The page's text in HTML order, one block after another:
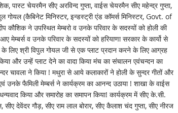
चेयरमैन सीए अरविन्द गुप्ता, वाईस चेयरमैन सीए महेन्द्र गुप्ता,
गोयल (कैबिनेट मिनिस्टर, इन्डस्ट्री एंड कॉमर्स मिनिस्टर, Govt. of
ने उपस्थित मेम्बरो व उनके परिवार के सदस्यों को होली की
व उनके परिवार के सदस्यों को हरियाणा सरकार के कार्यो से
लिए श्री विपुल गोयल जी से एक प्लाट प्रदान करने के लिए आग्रह
और उन्हें प्लाट देने का वादा किया मंच का संचालन एवंचन्दन का
चावला ने किया ! मथुरा से आये कलाकारों ने होली के सुन्दर गीतों और
उनके फैमिली मेम्बर्स ने कार्यक्रम का आनन्द उठाया ! शाखा के वाईस
किया और समारोह का समापन किया! कार्यक्रम में सीए के.सी.
देवेंदर गौड़, सीए राम लाल बोरार, सीए कैलाश चंद गुप्ता, सीए नीरज